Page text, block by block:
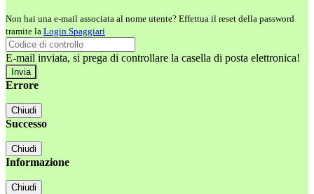
Non hai una e-mail associata al nome utente? Effettua il reset della password
tramite la Login Spaggiari
E-mail inviata, si prega di controllare la casella di posta elettronica!
Errore
Chiudi
Successo
Chiudi
Informazione
Chiudi